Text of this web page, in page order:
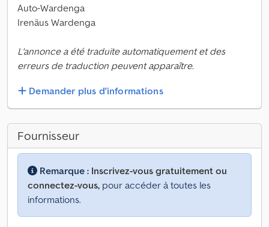
Auto-Wardenga
Irenäus Wardenga
L'annonce a été traduite automatiquement et des
erreurs de traduction peuvent apparaître.
Demander plus d'informations
Fournisseur
Remarque : Inscrivez-vous gratuitement ou
connectez-vous, pour accéder à toutes les
informations.